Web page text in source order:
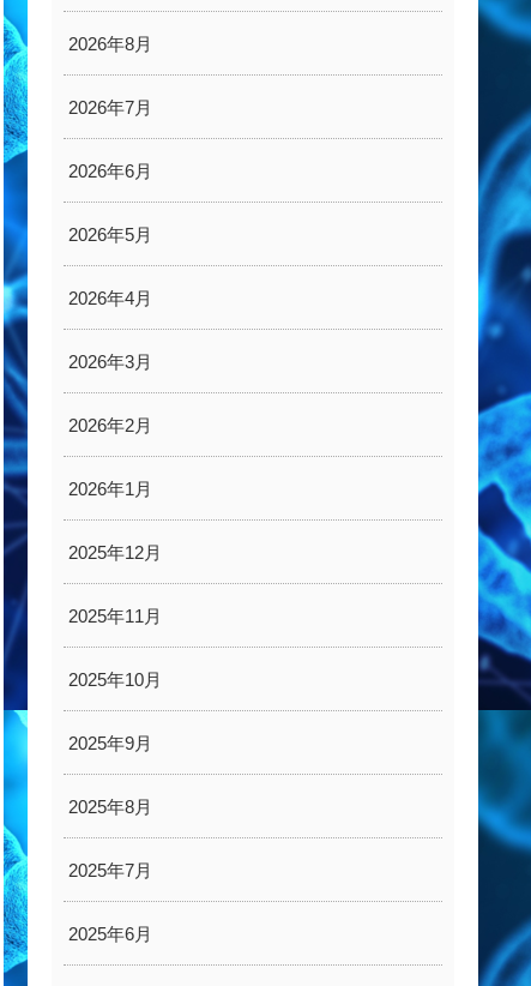
2026年8月
2026年7月
2026年6月
2026年5月
2026年4月
2026年3月
2026年2月
2026年1月
2025年12月
2025年11月
2025年10月
2025年9月
2025年8月
2025年7月
2025年6月